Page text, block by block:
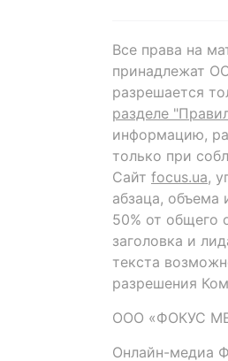
Все права на
принадлежат
разрешается
разделе
информацию,
только при
Сайт focus.ua,
абзаца,
50% от общего
заголовка и
текста
разрешения
ООО «ФОКУС
Онлайн-медиа